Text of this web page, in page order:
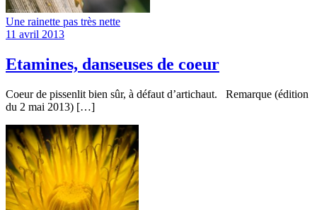
Une rainette pas très nette
11 avril 2013
Etamines, danseuses de coeur
Coeur de pissenlit bien sûr, à défaut d’artichaut. Remarque (édition
du 2 mai 2013) […]